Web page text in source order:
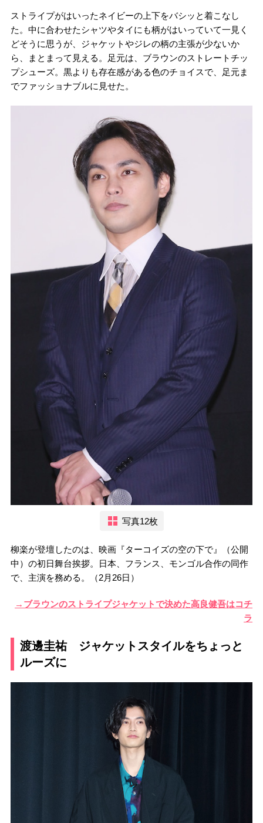
ストライプがはいったネイビーの上下をバシッと着こなし
た。中に合わせたシャツやタイにも柄がはいっていて一見く
どそうに思うが、ジャケットやジレの柄の主張が少ないか
ら、まとまって見える。足元は、ブラウンのストレートチッ
プシューズ。黒よりも存在感がある色のチョイスで、足元ま
でファッショナブルに見せた。
写真12枚
柳楽が登壇したのは、映画『ターコイズの空の下で』（公開
中）の初日舞台挨拶。日本、フランス、モンゴル合作の同作
で、主演を務める。（2月26日）
→ブラウンのストライプジャケットで決めた高良健吾はコチ
ラ
渡邊圭祐 ジャケットスタイルをちょっと
ルーズに